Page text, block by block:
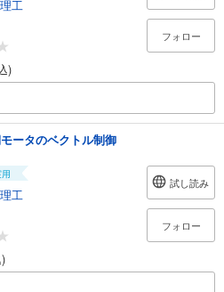
理工
)
フォロー
ータのベクトル制御
理工
試し読み
フォロー